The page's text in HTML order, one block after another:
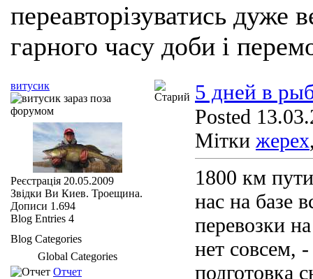
переавторізуватись
гарного часу доби і
5 дней в
Posted
Мітки жерех
1800 км
нас на базе
перевозки
нет совсем,
подготовка
витусик
Реєстрація 20.05.2009
Звідки Ви Киев. Троещина.
Дописи 1.694
Blog Entries 4
Blog Categories
Global Categories
Отчет